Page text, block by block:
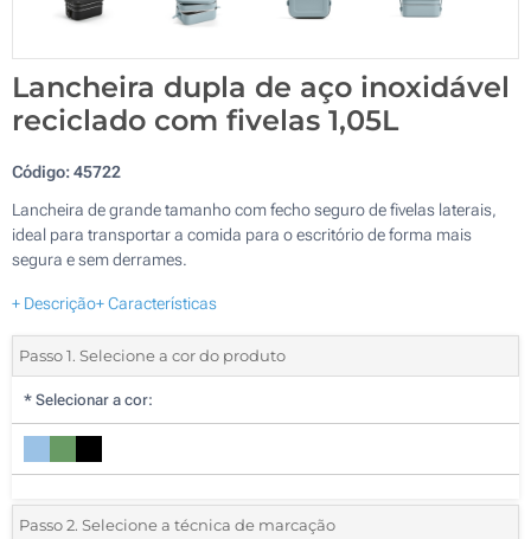
Lancheira dupla de aço inoxidável
reciclado com fivelas 1,05L
Código:45722
Lancheira de grande tamanho com fecho seguro de fivelas laterais,
ideal para transportar a comida para o escritório de forma mais
segura e sem derrames.
+ Descrição+ Características
Passo 1. Selecione a cor do produto
* Selecionar a cor:
Passo 2. Selecione a técnica de marcação